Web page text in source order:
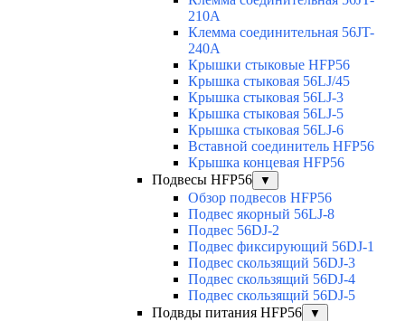
210A
Клемма соединительная 56JT-
240A
Крышки стыковые HFP56
Крышка стыковая 56LJ/45
Крышка стыковая 56LJ-3
Крышка стыковая 56LJ-5
Крышка стыковая 56LJ-6
Вставной соединитель HFP56
Крышка концевая HFP56
Подвесы HFP56
▼
Обзор подвесов HFP56
Подвес якорный 56LJ-8
Подвес 56DJ-2
Подвес фиксирующий 56DJ-1
Подвес скользящий 56DJ-3
Подвес скользящий 56DJ-4
Подвес скользящий 56DJ-5
Подвды питания HFP56
▼